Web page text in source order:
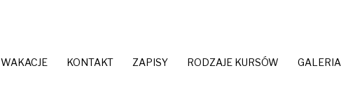
WAKACJE KONTAKT ZAPISY RODZAJE KURSÓW GALERIA